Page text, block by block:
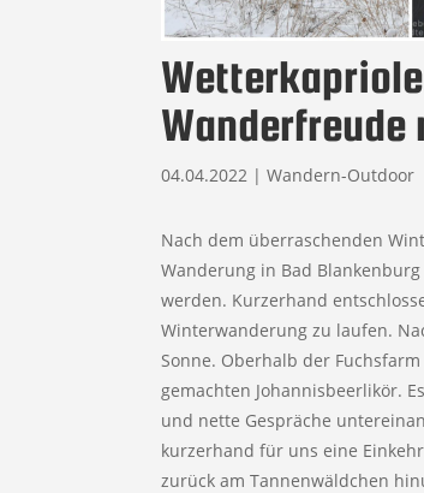
Wanderfreude
04.04.2022 |Wandern-Outdoor
Nach dem überraschenden
Wanderung in Bad
werden. Kurzerhand
Winterwanderung zu laufen.
Sonne. Oberhalb der
gemachten Johannisbeerlikör.
und nette Gespräche
kurzerhand für uns eine
zurück am Tannenwäldchen